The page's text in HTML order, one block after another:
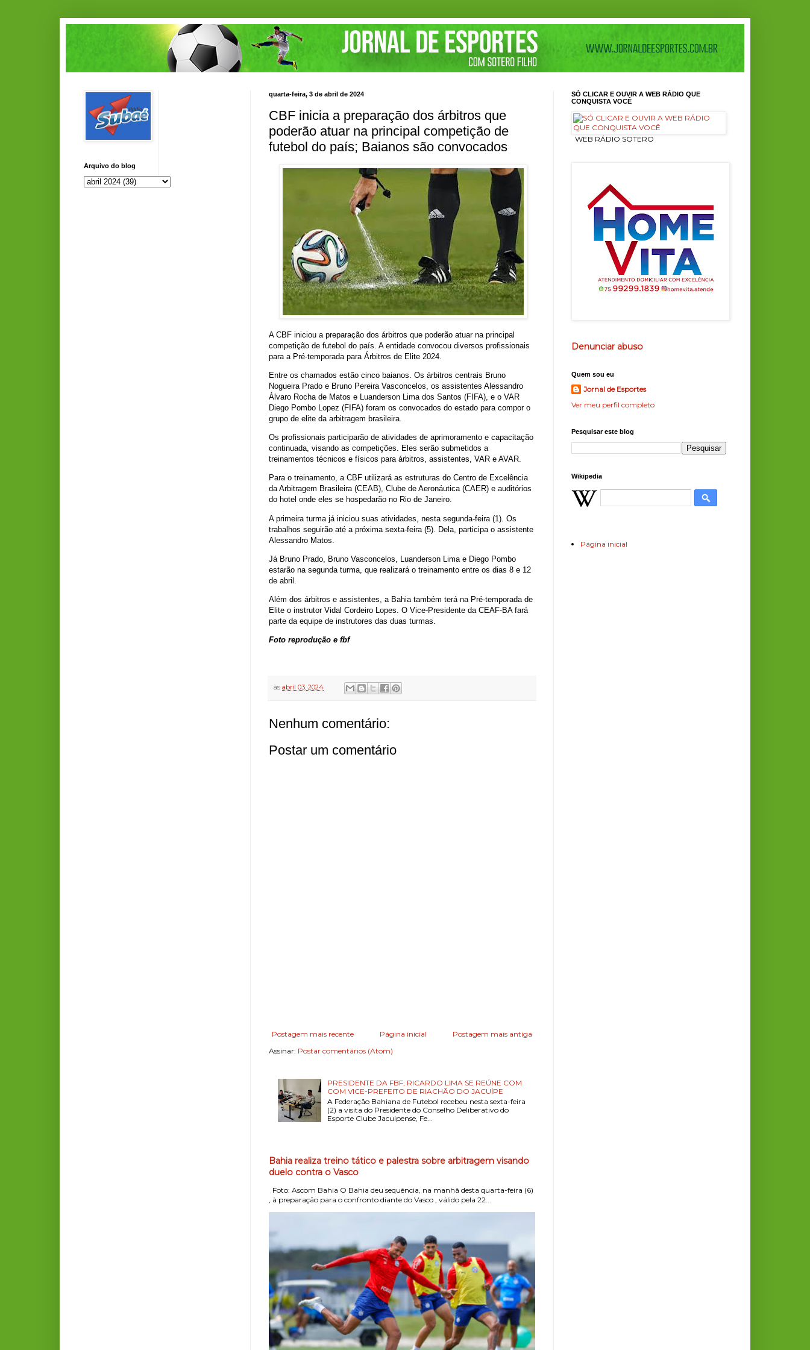
quarta-feira, 3 de abril de 2024
CBF inicia a preparação dos árbitros que
poderão atuar na principal competição de
futebol do país; Baianos são convocados
A CBF iniciou a preparação dos árbitros que poderão atuar na principal
competição de futebol do país. A entidade convocou diversos profissionais
para a Pré-temporada para Árbitros de Elite 2024.
Entre os chamados estão cinco baianos. Os árbitros centrais Bruno
Nogueira Prado e Bruno Pereira Vasconcelos, os assistentes Alessandro
Álvaro Rocha de Matos e Luanderson Lima dos Santos (FIFA), e o VAR
Diego Pombo Lopez (FIFA) foram os convocados do estado para compor o
grupo de elite da arbitragem brasileira.
Os profissionais participarão de atividades de aprimoramento e capacitação
continuada, visando as competições. Eles serão submetidos a
treinamentos técnicos e físicos para árbitros, assistentes, VAR e AVAR.
Para o treinamento, a CBF utilizará as estruturas do Centro de Excelência
da Arbitragem Brasileira (CEAB), Clube de Aeronáutica (CAER) e auditórios
do hotel onde eles se hospedarão no Rio de Janeiro.
A primeira turma já iniciou suas atividades, nesta segunda-feira (1). Os
trabalhos seguirão até a próxima sexta-feira (5). Dela, participa o assistente
Alessandro Matos.
Já Bruno Prado, Bruno Vasconcelos, Luanderson Lima e Diego Pombo
estarão na segunda turma, que realizará o treinamento entre os dias 8 e 12
de abril.
Além dos árbitros e assistentes, a Bahia também terá na Pré-temporada de
Elite o instrutor Vidal Cordeiro Lopes. O Vice-Presidente da CEAF-BA fará
parte da equipe de instrutores das duas turmas.
Foto reprodução e fbf
às abril 03, 2024
Nenhum comentário:
Postar um comentário
Postagem mais recente Postagem mais antiga
Página inicial
Assinar: Postar comentários (Atom)
PRESIDENTE DA FBF; RICARDO LIMA SE REÚNE COM
COM VICE-PREFEITO DE RIACHÃO DO JACUÍPE
A Federação Bahiana de Futebol recebeu nesta sexta-feira
(2) a visita do Presidente do Conselho Deliberativo do
Esporte Clube Jacuipense, Fe...
Bahia realiza treino tático e palestra sobre arbitragem visando
duelo contra o Vasco
Foto: Ascom Bahia O Bahia deu sequência, na manhã desta quarta-feira (6)
, à preparação para o confronto diante do Vasco , válido pela 22...
Arquivo do blog
SÓ CLICAR E OUVIR A WEB RÁDIO QUE
CONQUISTA VOCÊ
ㅤ WEB RÁDIO SOTERO
Denunciar abuso
Quem sou eu
Jornal de Esportes
Ver meu perfil completo
Pesquisar este blog
Wikipedia
Página inicial